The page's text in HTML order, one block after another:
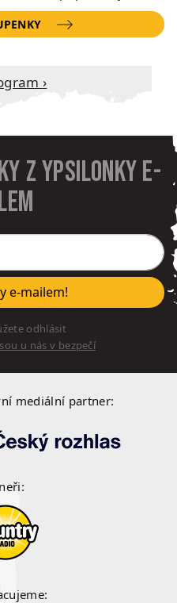
›
z Ypsilonky e-
e-mailem!
odhlásit
u nás v bezpečí
mediální partner: